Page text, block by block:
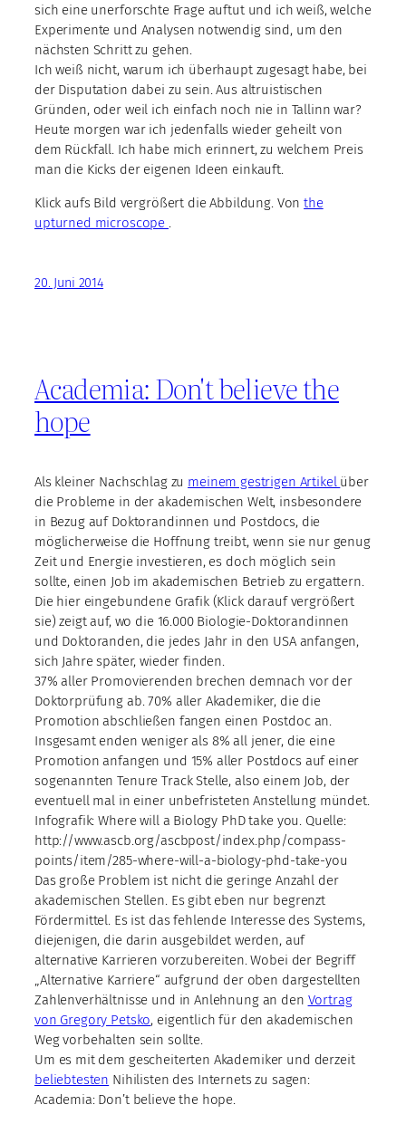
sich eine unerforschte Frage auftut und ich weiß, welche
Experimente und Analysen notwendig sind, um den
nächsten Schritt zu gehen.
Ich weiß nicht, warum ich überhaupt zugesagt habe, bei
der Disputation dabei zu sein. Aus altruistischen
Gründen, oder weil ich einfach noch nie in Tallinn war?
Heute morgen war ich jedenfalls wieder geheilt von
dem Rückfall. Ich habe mich erinnert, zu welchem Preis
man die Kicks der eigenen Ideen einkauft.
Klick aufs Bild vergrößert die Abbildung. Vonthe
upturned microscope
20. Juni 2014
Academia: Don't believe the
hope
Als kleiner Nachschlag zu meinem gestrigen Artikel über
die Probleme in der akademischen Welt, insbesondere
in Bezug auf Doktorandinnen und Postdocs, die
möglicherweise die Hoffnung treibt, wenn sie nur genug
Zeit und Energie investieren, es doch möglich sein
sollte, einen Job im akademischen Betrieb zu ergattern.
Die hier eingebundene Grafik (Klick darauf vergrößert
sie) zeigt auf, wo die 16.000 Biologie-Doktorandinnen
und Doktoranden, die jedes Jahr in den USA anfangen,
sich Jahre später, wieder finden.
37% aller Promovierenden brechen demnach vor der
Doktorprüfung ab. 70% aller Akademiker, die die
Promotion abschließen fangen einen Postdoc an.
Insgesamt enden weniger als 8% all jener, die eine
Promotion anfangen und 15% aller Postdocs auf einer
sogenannten Tenure Track Stelle, also einem Job, der
eventuell mal in einer unbefristeten Anstellung mündet.
Infografik: Where will a Biology PhD take you. Quelle:
http://www.ascb.org/ascbpost/index.php/compass-
points/item/285-where-will-a-biology-phd-take-you
Das große Problem ist nicht die geringe Anzahl der
akademischen Stellen. Es gibt eben nur begrenzt
Fördermittel. Es ist das fehlende Interesse des Systems,
diejenigen, die darin ausgebildet werden, auf
alternative Karrieren vorzubereiten. Wobei der Begriff
„Alternative Karriere“ aufgrund der oben dargestellten
Zahlenverhältnisse und in Anlehnung an den Vortrag
von Gregory Petsko, eigentlich für den akademischen
Weg vorbehalten sein sollte.
Um es mit dem gescheiterten Akademiker und derzeit
beliebtesten Nihilisten des Internets zu sagen:
Academia: Don’t believe the hope.